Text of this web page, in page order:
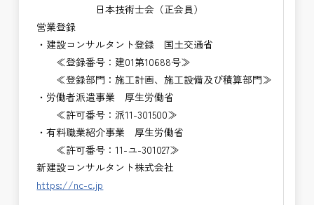
日本技術士会（正会員）
営業登録
・建設コンサルタント登録 国土交通省
≪登録番号：建01第10688号≫
≪登録部門：施工計画、施工設備及び積算部門≫
・労働者派遣事業 厚生労働省
≪許可番号：派11-301500≫
・有料職業紹介事業 厚生労働省
≪許可番号：11-ユ-301027≫
新建設コンサルタント株式会社
https://nc-c.jp